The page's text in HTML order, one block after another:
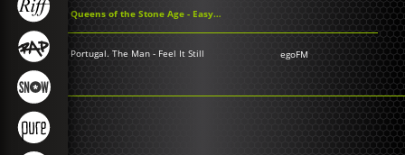
Queens of the Stone Age - Easy Street
Portugal. The Man - Feel It Still egoFM